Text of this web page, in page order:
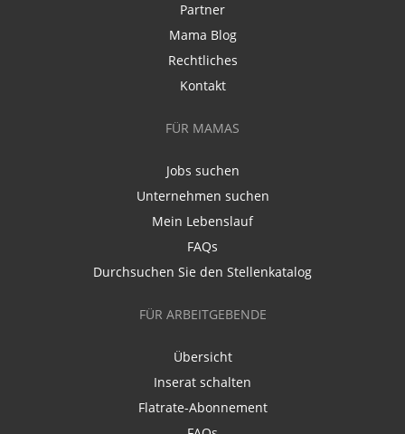
Partner
Mama Blog
Rechtliches
Kontakt
FÜR MAMAS
Jobs suchen
Unternehmen suchen
Mein Lebenslauf
FAQs
Durchsuchen Sie den Stellenkatalog
FÜR ARBEITGEBENDE
Übersicht
Inserat schalten
Flatrate-Abonnement